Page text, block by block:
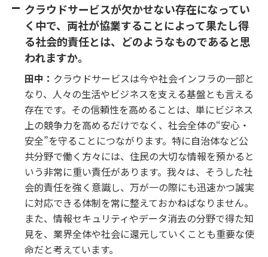
クラウドサービスが欠かせない存在になってい
く中で、両社が協業することによって果たし得
る社会的責任とは、どのようなものであると思
われますか。
田中： クラウドサービスは今や社会インフラの一部と
なり、人々の生活やビジネスを支える基盤とも言える
存在です。その信頼性を高めることは、単にビジネス
上の競争力を高めるだけでなく、社会全体の“安心・
安全”を守ることにつながります。特に自治体など公
共分野で働く方々には、住民の大切な情報を預かると
いう非常に重い責任があります。我々は、そうした社
会的責任を強く意識し、万が一の際にも迅速かつ誠実
に対応できる体制を常に整えておかねばなりません。
また、情報セキュリティやデータ消去の分野で得た知
見を、業界全体や社会に還元していくことも重要な使
命だと考えています。